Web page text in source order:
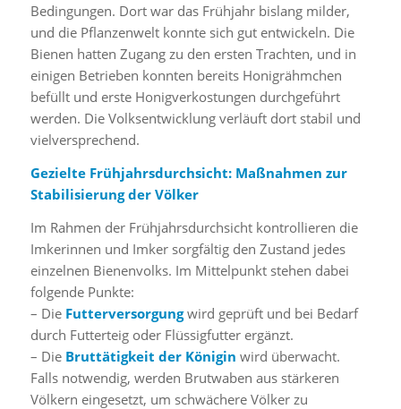
Bedingungen. Dort war das Frühjahr bislang milder,
und die Pflanzenwelt konnte sich gut entwickeln. Die
Bienen hatten Zugang zu den ersten Trachten, und in
einigen Betrieben konnten bereits Honigrähmchen
befüllt und erste Honigverkostungen durchgeführt
werden. Die Volksentwicklung verläuft dort stabil und
vielversprechend.
Gezielte Frühjahrsdurchsicht: Maßnahmen zur
Stabilisierung der Völker
Im Rahmen der Frühjahrsdurchsicht kontrollieren die
Imkerinnen und Imker sorgfältig den Zustand jedes
einzelnen Bienenvolks. Im Mittelpunkt stehen dabei
folgende Punkte:
– Die Futterversorgungwird geprüft und bei Bedarf
durch Futterteig oder Flüssigfutter ergänzt.
– Die Bruttätigkeit der Königin wird überwacht.
Falls notwendig, werden Brutwaben aus stärkeren
Völkern eingesetzt, um schwächere Völker zu